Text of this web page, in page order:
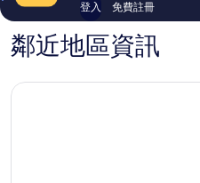
登入 免費註冊
鄰近地區資訊